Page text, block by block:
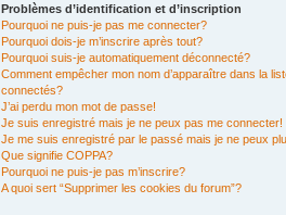
Problèmes d’identification et d’inscription
Pourquoi ne puis-je pas me connecter?
Pourquoi dois-je m’inscrire après tout?
Pourquoi suis-je automatiquement déconnecté?
Comment empêcher mon nom d’apparaître dans la
connectés?
J’ai perdu mon mot de passe!
Je suis enregistré mais je ne peux pas me connecter!
Je me suis enregistré par le passé mais je ne peux
Que signifie COPPA?
Pourquoi ne puis-je pas m’inscrire?
A quoi sert “Supprimer les cookies du forum”?